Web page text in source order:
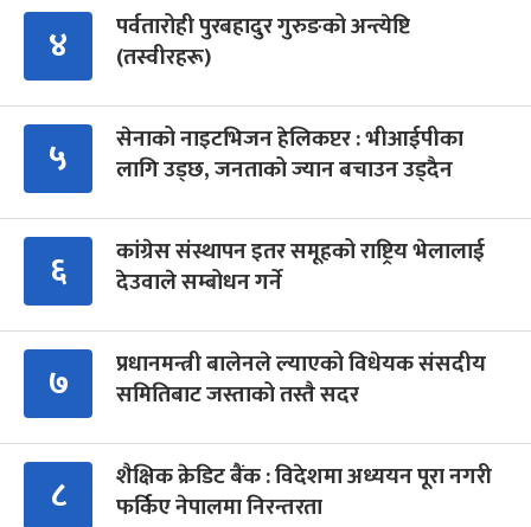
४
पर्वतारोही पुरबहादुर गुरुङको अन्त्येष्टि
(तस्वीरहरू)
५
सेनाको नाइटभिजन हेलिकप्टर : भीआईपीका
लागि उड्छ, जनताको ज्यान बचाउन उड्दैन
६
कांग्रेस संस्थापन इतर समूहको राष्ट्रिय भेलालाई
देउवाले सम्बोधन गर्ने
७
प्रधानमन्त्री बालेनले ल्याएको विधेयक संसदीय
समितिबाट जस्ताको तस्तै सदर
८
शैक्षिक क्रेडिट बैंक : विदेशमा अध्ययन पूरा नगरी
फर्किए नेपालमा निरन्तरता